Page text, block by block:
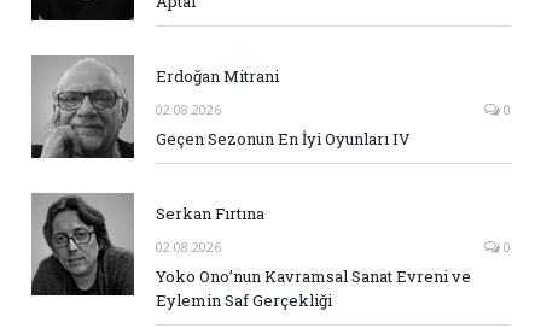
Erdoğan Mitrani
02.08.2026 0
Geçen Sezonun En İyi Oyunları IV
Serkan Fırtına
02.08.2026 0
Yoko Ono’nun Kavramsal Sanat Evreni ve
Eylemin Saf Gerçekliği